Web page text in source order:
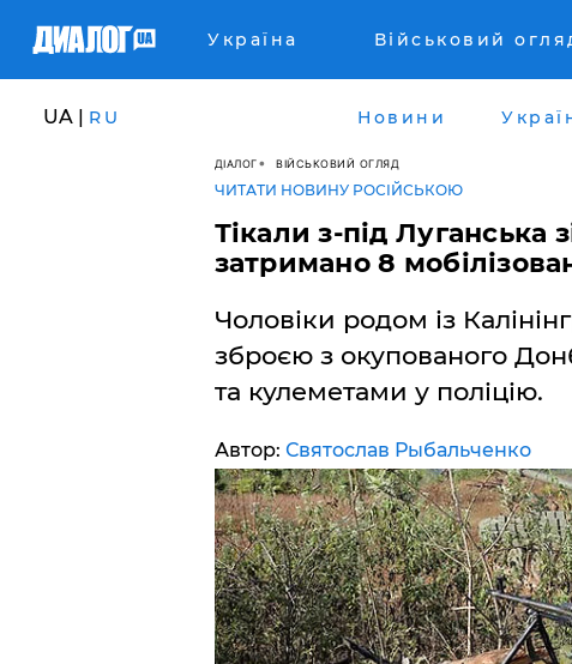
Україна Військовий
UA | RU Новини
ДІАЛОГ ВІЙСЬКОВИЙ ОГЛЯД
ЧИТАТИ НОВИНУ РОСІЙСЬКОЮ
Тікали з-під Луганська
затримано 8
Чоловіки родом із
зброєю з окупованого
та кулеметами у поліцію.
Автор: Святослав Рыбальченко